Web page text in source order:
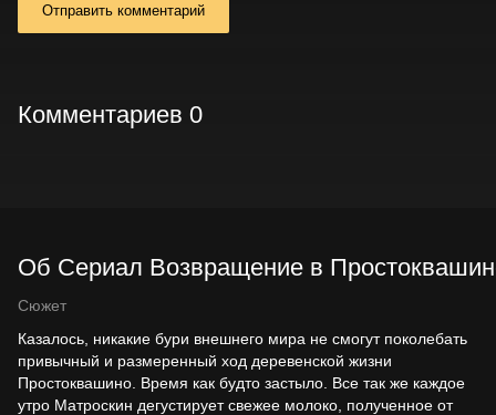
Отправить комментарий
Комментариев 0
Об Сериал Возвращение в
Сюжет
Казалось, никакие бури внешнего мира не смогут поколебать
привычный и размеренный ход деревенской жизни
Простоквашино. Время как будто застыло. Все так же каждое
утро Матроскин дегустирует свежее молоко, полученное от